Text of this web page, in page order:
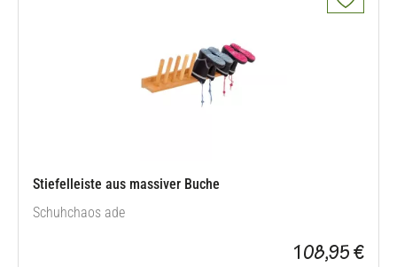
Stiefelleiste aus massiver Buche
Schuhchaos ade
108,95 €